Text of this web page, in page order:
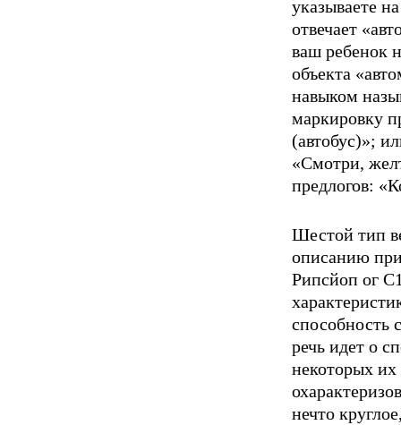
указываете
отвечает
ваш ребенок
объекта
навыком
маркировку
(автобус)»;
«Смотри,
предлогов:
Шестой тип
описанию
Рипсйоп ог
способность
речь идет о
некоторых
нечто